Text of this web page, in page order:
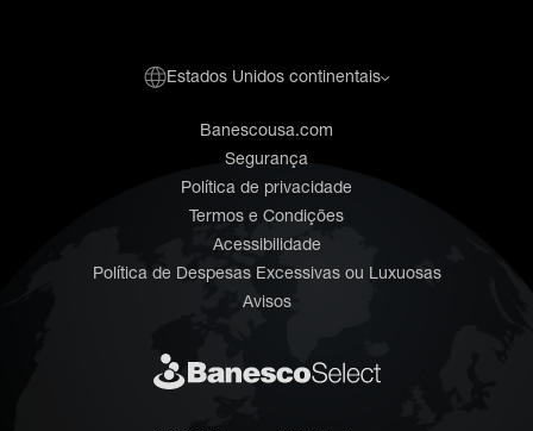
Estados Unidos continentais
Banescousa.com
Segurança
Política de privacidade
Termos e Condições
Acessibilidade
Política de Despesas Excessivas ou Luxuosas
Avisos